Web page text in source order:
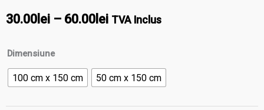
30.00 lei – 60.00 leiInterval
prețuri:
30.00lei
TVA Inclus
Dimensiune
100 cm x 150 cm 50 cm x 150 cm
Cantitate
Captuseala
cu